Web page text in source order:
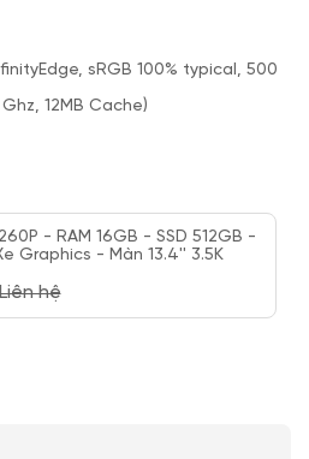
sRGB 100% typical, 500
12MB Cache)
- RAM 16GB - SSD 512GB -
Graphics - Màn 13.4'' 3.5K
hệ